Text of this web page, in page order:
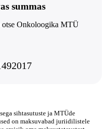
summas
otse Onkoloogika MTÜ
sihtasutuste ja MTÜde
on maksuvabad juriidilistele